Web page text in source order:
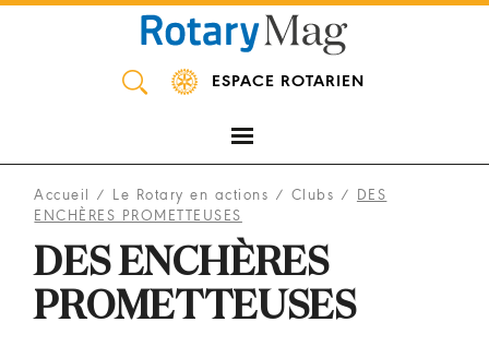
ESPACE ROTARIEN
Accueil / Le Rotary en actions / Clubs / DES
ENCHÈRES PROMETTEUSES
DES ENCHÈRES
PROMETTEUSES
Panneau de gestion des cookies